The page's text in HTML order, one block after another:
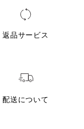
返品サービス
配送について